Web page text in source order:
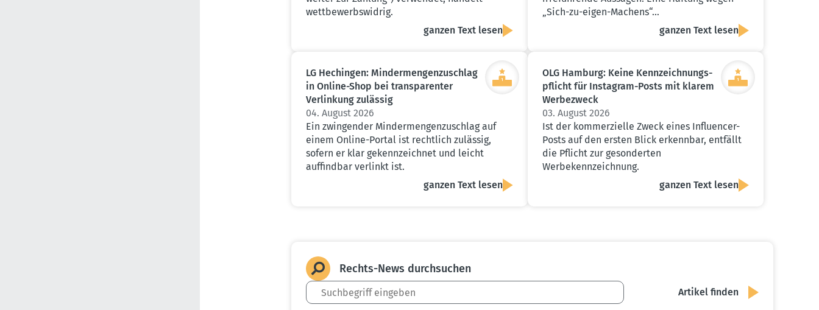
wettbewerbswidrig.
ganzen Text lesen
„Sich-zu-eigen-Machens“…
ganzen Text lesen
LG Hechingen: Minder­men­gen­zu­schlag
in Online-Shop bei trans­pa­renter
Verlinkung zulässig
04. August 2026
Ein zwingender Mindermengenzuschlag auf
einem Online-Portal ist rechtlich zulässig,
sofern er klar gekennzeichnet und leicht
auffindbar verlinkt ist.
ganzen Text lesen
OLG Hamburg: Keine Kennzeich­nungs­
pflicht für Instagram-Posts mit klarem
Werbe­zweck
03. August 2026
Ist der kommerzielle Zweck eines Influencer-
Posts auf den ersten Blick erkennbar, entfällt
die Pflicht zur gesonderten
Werbekennzeichnung.
ganzen Text lesen
Rechts-News durch­suchen